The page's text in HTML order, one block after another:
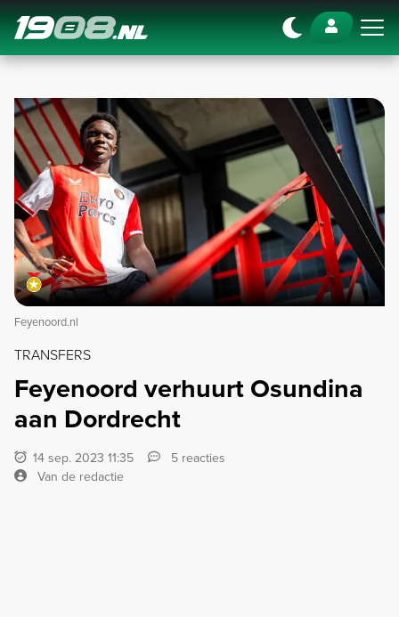
Navigation
Feyenoord.nl
TRANSFERS
Feyenoord verhuurt Osundina
aan Dordrecht
14 sep. 2023 11:35
5 reacties
Van de redactie